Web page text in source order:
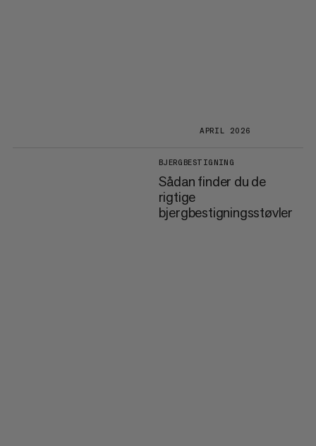
APRIL 2026
BJERGBESTIGNING
Sådan finder du de
rigtige
bjergbestigningsstøvler